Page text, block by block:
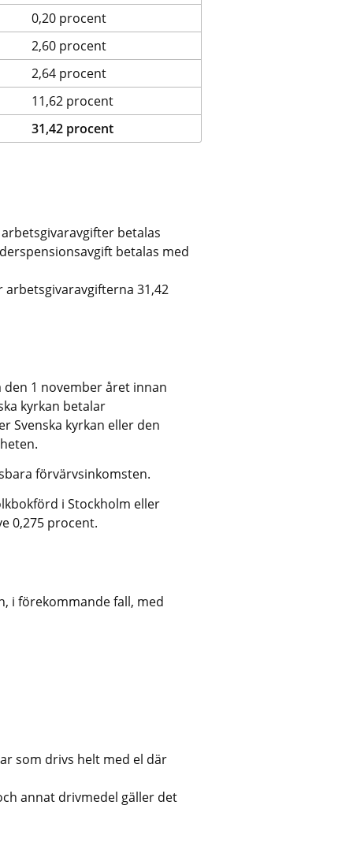
0,20 procent
2,60 procent
2,64 procent
11,62 procent
31,42 procent
betalas
betalas med
arbetsgivaravgifterna 31,42
1 november året innan
kyrkan betalar
Svenska kyrkan eller den
förvärvsinkomsten.
i Stockholm eller
0,275 procent.
i förekommande fall, med
som drivs helt med el där
annat drivmedel gäller det